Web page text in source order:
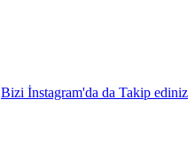
Bizi İnstagram'da da Takip ediniz